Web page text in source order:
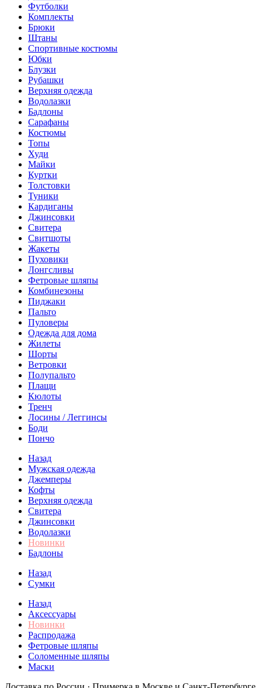
Футболки
Комплекты
Брюки
Штаны
Спортивные костюмы
Юбки
Блузки
Рубашки
Верхняя одежда
Водолазки
Бадлоны
Сарафаны
Костюмы
Топы
Худи
Майки
Куртки
Толстовки
Туники
Кардиганы
Джинсовки
Свитера
Свитшоты
Жакеты
Пуховики
Лонгсливы
Фетровые шляпы
Комбинезоны
Пиджаки
Пальто
Пуловеры
Одежда для дома
Жилеты
Шорты
Ветровки
Полупальто
Плащи
Кюлоты
Тренч
Лосины / Леггинсы
Боди
Пончо
Назад
Мужская одежда
Джемперы
Кофты
Верхняя одежда
Свитера
Джинсовки
Водолазки
Новинки
Бадлоны
Назад
Сумки
Назад
Аксессуары
Новинки
Распродажа
Фетровые шляпы
Соломенные шляпы
Маски